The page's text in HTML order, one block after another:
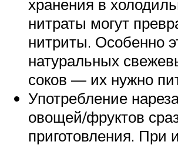
хранения в
нитраты могут
нитриты. Особенно
натуральных
соков — их нужно
Употребление
овощей/фруктов
приготовления. При